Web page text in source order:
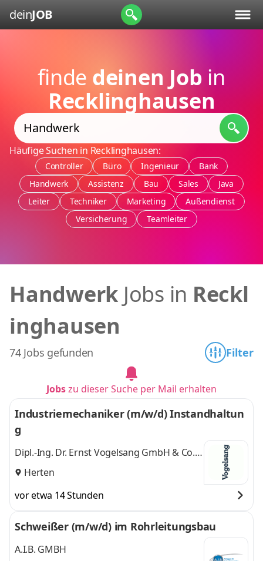
deinJOB
finde deinen Job in
Recklinghausen
Häufige Suchen in Recklinghausen:
Controller Büro Ingenieur
Bank
Handwerk
Assistenz Bau Sales
Java
Leiter
Techniker Marketing
Außendienst
Versicherung
Teamleiter
Handwerk Jobs in Reckl
inghausen
74 Jobs gefunden Filter
Jobszu dieser Suche per Mail erhalten
Industriemechaniker (m/w/d) Instandhaltun
g
Dipl.-Ing. Dr. Ernst Vogelsang GmbH & Co.
KGHerten
vor etwa 14 Stunden
Schweißer (m/w/d) im Rohrleitungsbau
A.I.B. GMBH